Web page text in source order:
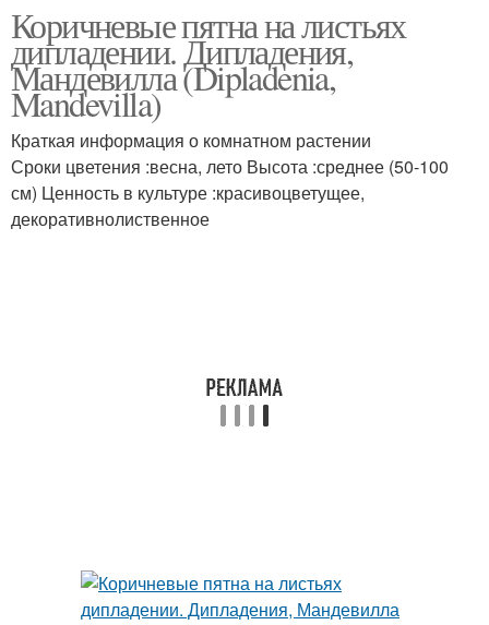
Коричневые пятна на листьях
дипладении. Дипладения,
Мандевилла (Dipladenia,
Mandevilla)
Краткая информация о комнатном растении
Сроки цветения :весна, лето Высота :среднее (50-100
см) Ценность в культуре :красивоцветущее,
декоративнолиственное